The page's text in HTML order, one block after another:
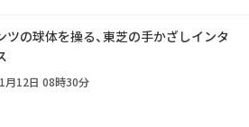
ツの球体を操る、東芝の手かざしインタ
月12日 08時30分